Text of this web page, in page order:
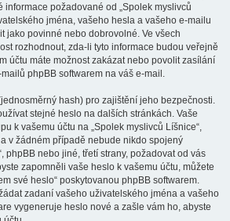
informace požadované od „Spolek myslivců
jména, vašeho hesla a vašeho e-mailu
jako povinné nebo dobrovolné. Ve všech
rozhodnout, zda-li tyto informace budou veřejně
účtu máte možnost zakázat nebo povolit zasílání
phpBB softwarem na váš e-mail.
hash) pro zajištění jeho bezpečnosti.
stejné heslo na dalších stránkách. Vaše
k vašemu účtu na „Spolek myslivců Líšnice“,
v žádném případě nebude nikdo spojený
phpBB nebo jiné, třetí strany, požadovat od vás
zapomněli vaše heslo k vašemu účtu, můžete
své heslo“ poskytovanou phpBB softwarem.
zadaní vašeho uživatelského jména a vašeho
vygeneruje heslo nové a zašle vám ho, abyste